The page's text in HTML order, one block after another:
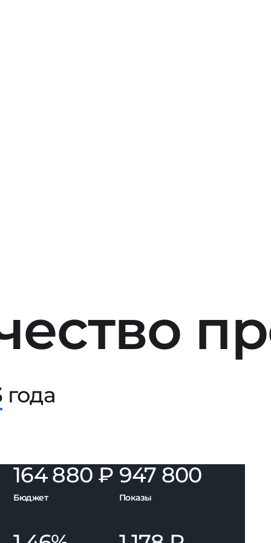
года
164 880 ₽
Бюджет
947 800
Показы